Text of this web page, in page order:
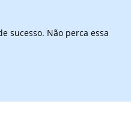
sucesso. Não perca essa